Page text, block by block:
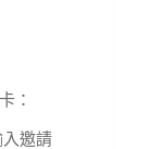
：
入邀請